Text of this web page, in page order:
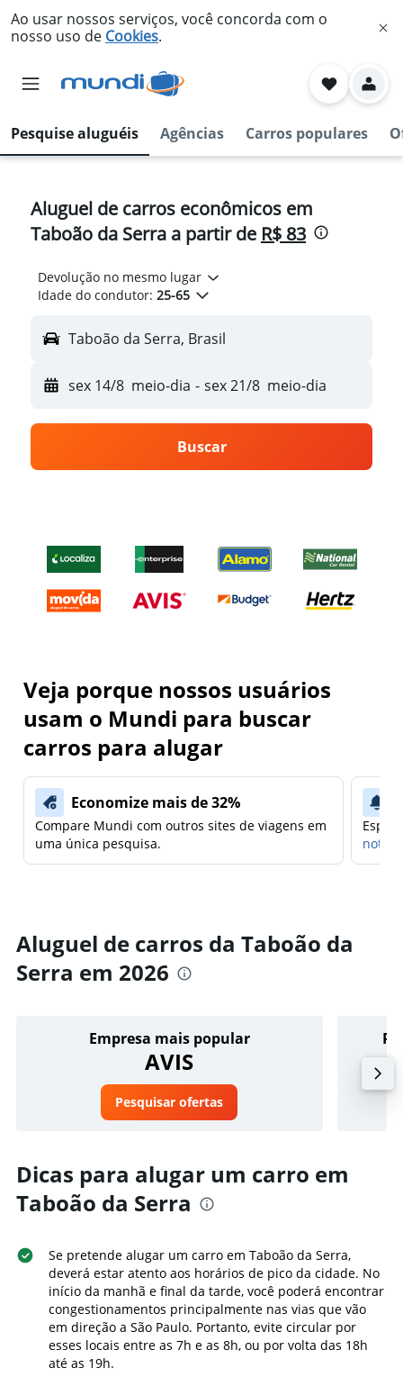
Ao usar nossos serviços, você concorda com o
nosso uso de Cookies.
Pesquise aluguéis Agências Carros populares
Aluguel de carros econômicos em
Taboão da Serra a partir de R$ 83
Devolução no mesmo lugar
Idade do condutor: 25-65
Taboão da Serra, Brasil
sex 14/8 meio-dia - sex 21/8 meio-dia
Buscar
Veja porque nossos usuários
usam o Mundi para buscar
carros para alugar
Economize mais de 32%
Compare Mundi com outros sites de viagens em
uma única pesquisa.
Aluguel de carros da Taboão da
Serra em 2026
Empresa mais popular
AVIS
Pesquisar ofertas
Dicas para alugar um carro em
Taboão da Serra
Se pretende alugar um carro em Taboão da Serra,
deverá estar atento aos horários de pico da cidade. No
início da manhã e final da tarde, você poderá encontrar
congestionamentos principalmente nas vias que vão
em direção a São Paulo. Portanto, evite circular por
esses locais entre as 7h e as 8h, ou por volta das 18h
até as 19h.